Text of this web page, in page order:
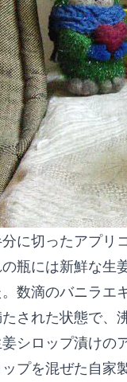
に切ったアプリ
瓶には新鮮な生
数滴のバニラエ
された状態で、
シロップ漬けの
ップを混ぜた自家